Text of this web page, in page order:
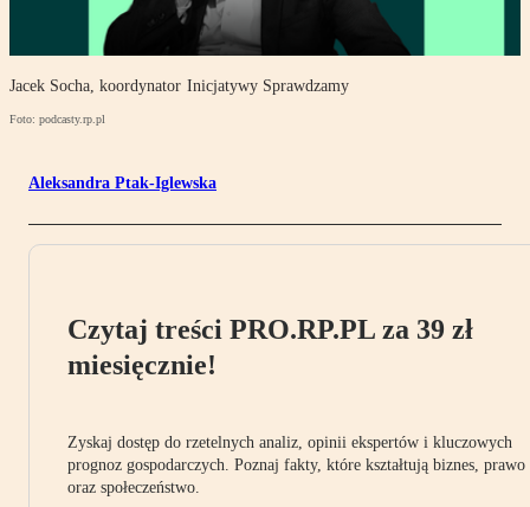
Jacek Socha, koordynator Inicjatywy Sprawdzamy
Foto: podcasty.rp.pl
Aleksandra Ptak-Iglewska
Czytaj treści PRO.RP.PL za 39 zł
miesięcznie!
Zyskaj dostęp do rzetelnych analiz, opinii ekspertów i kluczowych
prognoz gospodarczych. Poznaj fakty, które kształtują biznes, prawo
oraz społeczeństwo.